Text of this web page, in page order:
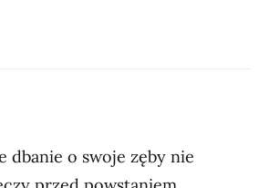
dbanie o swoje zęby nie